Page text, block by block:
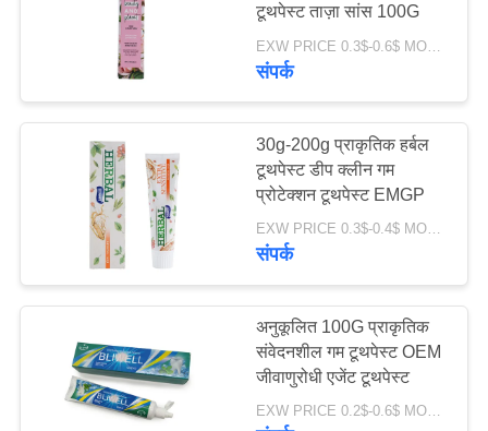
गोपनीयताऑर्गेनिक चिल्ड्रन टूथपेस्ट
दांत सफेद करने वाला
पाउडर
17
टूथपेस्ट ताज़ा सांस 100G
EXW PRICE 0.3$-0.6$ MOQ:500 पीसी -30000 पीसी
संपर्क
30g-200g प्राकृतिक हर्बल
टूथपेस्ट डीप क्लीन गम
प्रोटेक्शन टूथपेस्ट EMGP
EXW PRICE 0.3$-0.4$ MOQ:500 पीसी -30000 पीसी
संपर्क
अनुकूलित 100G प्राकृतिक
संवेदनशील गम टूथपेस्ट OEM
जीवाणुरोधी एजेंट टूथपेस्ट
EXW PRICE 0.2$-0.6$ MOQ:500 पीसी -30000 पीसी